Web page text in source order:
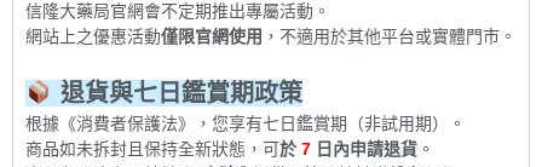
信隆大藥局官網會不定期推出專屬活動。
網站上之優惠活動僅限官網使用 ，不適用於其他平台或實體門市。
退貨與七日鑑賞期政策
根據《消費者保護法》，您享有七日鑑賞期（非試用期）。
商品如未拆封且保持全新狀態，可於 7 日內申請退貨 。